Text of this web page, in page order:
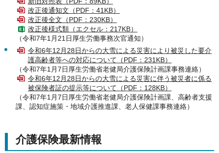
改正後通知文（PDF：41KB）
改正後全文（PDF：230KB）
改正後様式類（エクセル：217KB）
（令和7年1月21日厚生労働事務次官通知）
令和6年12月28日からの大雪による災害により被災した要介
護高齢者等への対応について（PDF：231KB）
（令和7年1月7日厚生労働省老健局介護保険計画課事務連絡）
令和6年12月28日からの大雪による災害に伴う被災者に係る
被保険者証の提示等について（PDF：128KB）
（令和7年1月7日厚生労働省老健局介護保険計画課、高齢者支援
課、認知症施策・地域介護推進課、老人保健課事務連絡）
介護保険最新情報